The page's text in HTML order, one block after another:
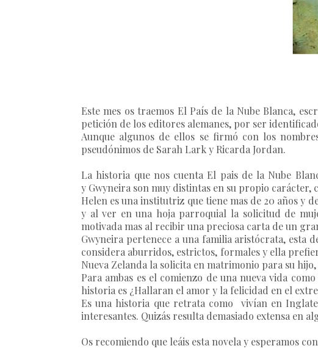
Este mes os traemos El País de la Nube Blanca,
petición de los editores alemanes, por ser
Aunque algunos de ellos se firmó con los
pseudónimos de Sarah Lark y Ricarda Jordan.
La historia que nos cuenta El pais de la Nube
y Gwyneira son muy distintas en su propio carácter,
Helen es una institutriz que tiene mas de 20 años y
y al ver en una hoja parroquial la solicitud de
motivada mas al recibir una preciosa carta de un
Gwyneira pertenece a una familia aristócrata, esta
considera aburridos, estrictos, formales y ella
Nueva Zelanda la solicita en matrimonio para su
Para ambas es el comienzo de una nueva vida
historia es ¿Hallaran el amor y la felicidad en el
Es una historia que retrata como vivían en
interesantes. Quizás resulta demasiado extensa en
Os recomiendo que leáis esta novela y esperamos